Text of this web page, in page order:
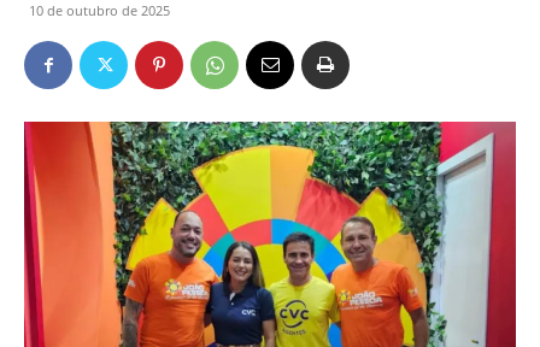
10 de outubro de 2025